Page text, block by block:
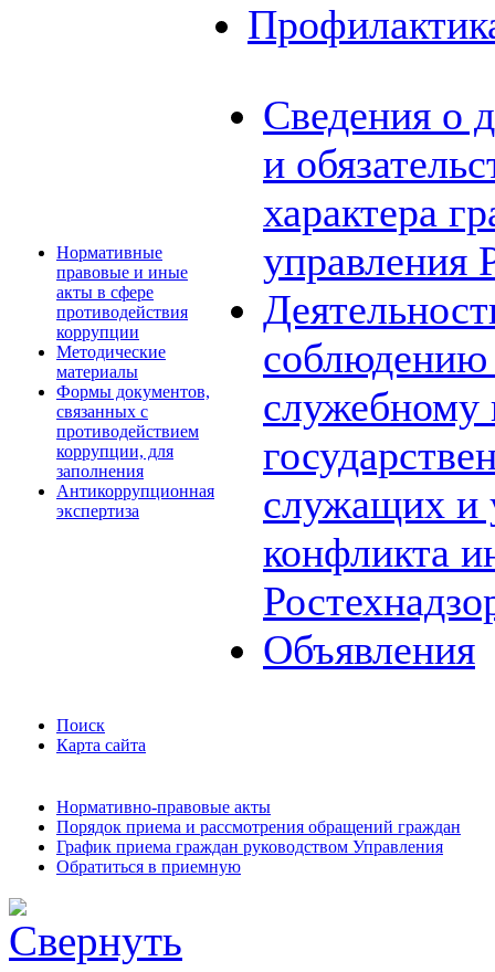
Нормативные
правовые и иные
акты в сфере
противодействия
коррупции
Методические
материалы
Формы документов,
связанных с
противодействием
коррупции, для
заполнения
Антикоррупционная
экспертиза
Сведения о
и
характера
управления
соблюдению
служебному
служащих и
конфликта
Объявления
Поиск
Карта сайта
Нормативно-правовые акты
Порядок приема и рассмотрения обращений граждан
График приема граждан руководством Управления
Обратиться в приемную